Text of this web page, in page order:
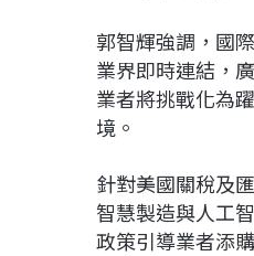
郭智輝強調，國
業界即時連結，
業者將挑戰化為
境。
針對美國關稅及
智慧製造與人工
政策引導業者添